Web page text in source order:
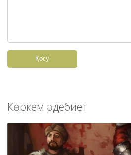
Қосу
Көркем әдебиет